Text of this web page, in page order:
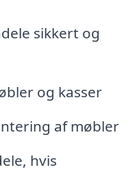
sikkert og
og kasser
af møbler
hvis